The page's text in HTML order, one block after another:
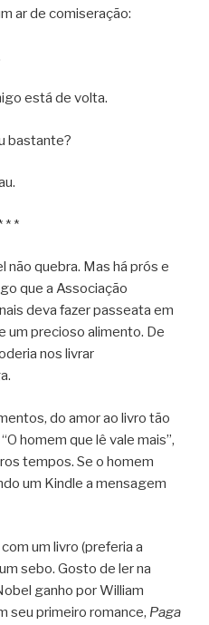
ar de comiseração:
está de volta.
bastante?
* *
não quebra. Mas há prós e
que a Associação
deva fazer passeata em
um precioso alimento. De
nos livrar
do amor ao livro tão
homem que lê vale mais”,
tempos. Se o homem
um Kindle a mensagem
um livro (preferia a
sebo. Gosto de ler na
ganho por William
seu primeiro romance, Paga